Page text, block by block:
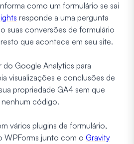
como um formulário se sai
responde a uma pergunta
suas conversões de formulário
que acontece em seu site.
do Google Analytics para
visualizações e conclusões de
propriedade GA4 sem que
código.
vários plugins de formulário,
WPForms junto com o Gravity